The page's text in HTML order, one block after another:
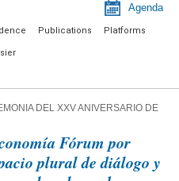
Agenda
Publications Platforms
DEL XXV ANIVERSARIO DE
Fórum por
plural de diálogo y